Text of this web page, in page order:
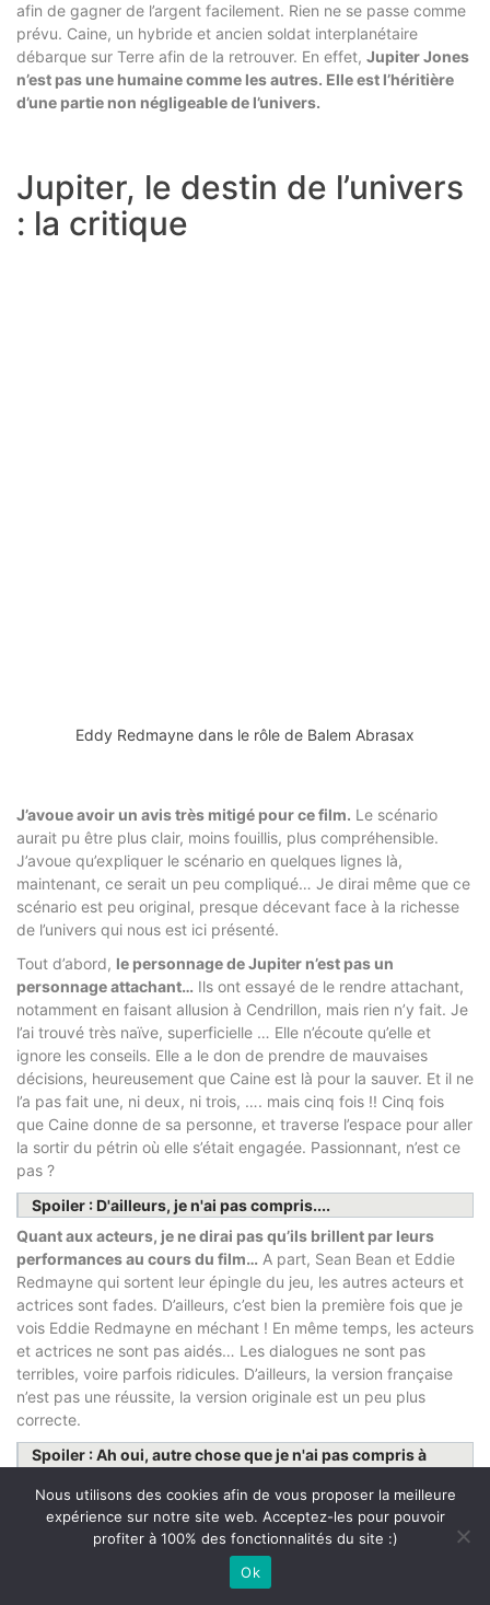
afin de gagner de l’argent facilement. Rien ne se passe comme
prévu. Caine, un hybride et ancien soldat interplanétaire
débarque sur Terre afin de la retrouver. En effet, Jupiter Jones
n’est pas une humaine comme les autres. Elle est l’héritière
d’une partie non négligeable de l’univers.
Jupiter, le destin de l’univers
: la critique
Eddy Redmayne dans le rôle de Balem Abrasax
J’avoue avoir un avis très mitigé pour ce film. Le scénario
aurait pu être plus clair, moins fouillis, plus compréhensible.
J’avoue qu’expliquer le scénario en quelques lignes là,
maintenant, ce serait un peu compliqué… Je dirai même que ce
scénario est peu original, presque décevant face à la richesse
de l’univers qui nous est ici présenté.
Tout d’abord, le personnage de Jupiter n’est pas un
personnage attachant… Ils ont essayé de le rendre attachant,
notamment en faisant allusion à Cendrillon, mais rien n’y fait. Je
l’ai trouvé très naïve, superficielle … Elle n’écoute qu’elle et
ignore les conseils. Elle a le don de prendre de mauvaises
décisions, heureusement que Caine est là pour la sauver. Et il ne
l’a pas fait une, ni deux, ni trois, …. mais cinq fois !! Cinq fois
que Caine donne de sa personne, et traverse l’espace pour aller
la sortir du pétrin où elle s’était engagée. Passionnant, n’est ce
pas ?
Spoiler : D'ailleurs, je n'ai pas compris....
Quant aux acteurs, je ne dirai pas qu’ils brillent par leurs
performances au cours du film… A part, Sean Bean et Eddie
Redmayne qui sortent leur épingle du jeu, les autres acteurs et
actrices sont fades. D’ailleurs, c’est bien la première fois que je
vois Eddie Redmayne en méchant ! En même temps, les acteurs
et actrices ne sont pas aidés… Les dialogues ne sont pas
terribles, voire parfois ridicules. D’ailleurs, la version française
n’est pas une réussite, la version originale est un peu plus
correcte.
Spoiler : Ah oui, autre chose que je n'ai pas compris à
Concernant la bande son, j’avoue ne l’avoir même pas
remarqué… comme le film, insipide.
Encore une fois, c’est bien
dommage pour un film de science fiction avec autant de
Nous utilisons des cookies afin de vous proposer la meilleure
expérience sur notre site web. Acceptez-les pour pouvoir
profiter à 100% des fonctionnalités du site :)
Ok